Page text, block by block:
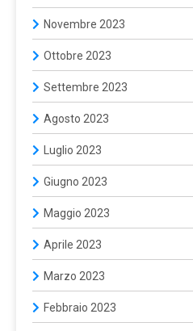
Novembre 2023
Ottobre 2023
Settembre 2023
Agosto 2023
Luglio 2023
Giugno 2023
Maggio 2023
Aprile 2023
Marzo 2023
Febbraio 2023